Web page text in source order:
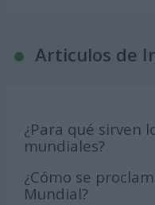
Articulos de
¿Para qué sirven
mundiales?
¿Cómo se
Mundial?